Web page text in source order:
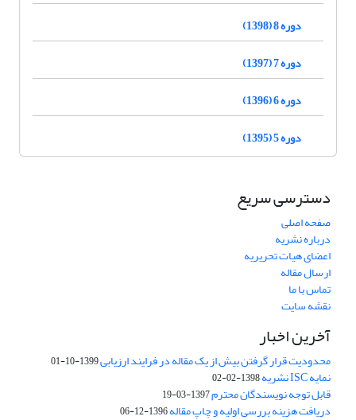
دوره 8 (1398)
دوره 7 (1397)
دوره 6 (1396)
دوره 5 (1395)
دسترسی سریع
صفحه اصلی
درباره نشریه
اعضای هیات تحریریه
ارسال مقاله
تماس با ما
نقشه سایت
آخرین اخبار
محدودیت قرار گرفتن بیش از یک مقاله در فرایند ارزیابی1399-10-01
نمایه ISC نشریه 1398-02-02
قابل توجه نویسندگان محترم1397-03-19
دریافت هزینه بررسی اولیه و چاپ مقاله1396-12-06